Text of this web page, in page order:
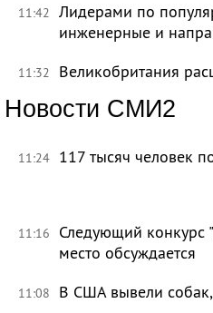
11:42 Лидерами по
инженерные и
11:32 Великобритания
Новости СМИ2
11:24 117 тысяч человек
11:16
Следующий конкурс
место обсуждается
11:08 В США вывели